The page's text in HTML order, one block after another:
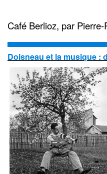
Café Berlioz, par
Doisneau et la musique :